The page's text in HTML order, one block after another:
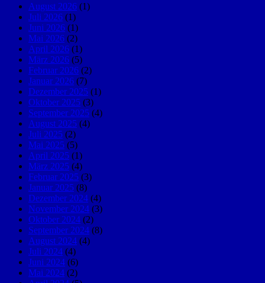
August 2026 (1)
Juli 2026 (1)
Juni 2026 (1)
Mai 2026 (2)
April 2026 (1)
März 2026 (5)
Februar 2026 (2)
Januar 2026 (7)
Dezember 2025 (1)
Oktober 2025 (3)
September 2025 (4)
August 2025 (4)
Juli 2025 (2)
Mai 2025 (5)
April 2025 (1)
März 2025 (4)
Februar 2025 (3)
Januar 2025 (8)
Dezember 2024 (4)
November 2024 (3)
Oktober 2024 (2)
September 2024 (8)
August 2024 (4)
Juli 2024 (4)
Juni 2024 (6)
Mai 2024 (2)